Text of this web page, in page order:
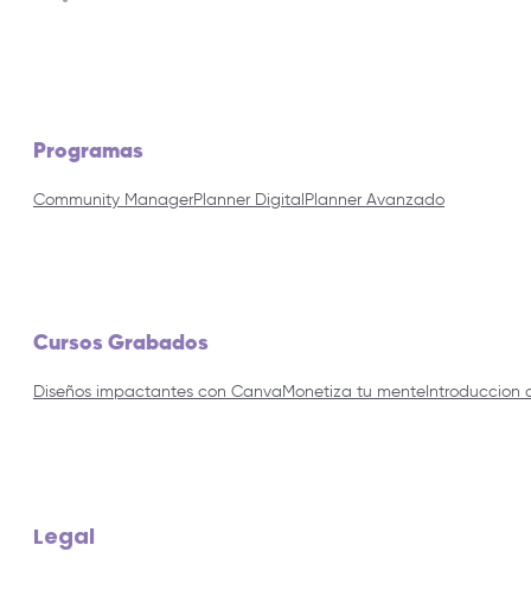
Programas
Community ManagerPlanner Digital Planner Avanzado
Cursos Grabados
Diseños impactantes con Canva Monetiza tu mente Introduccion
Legal